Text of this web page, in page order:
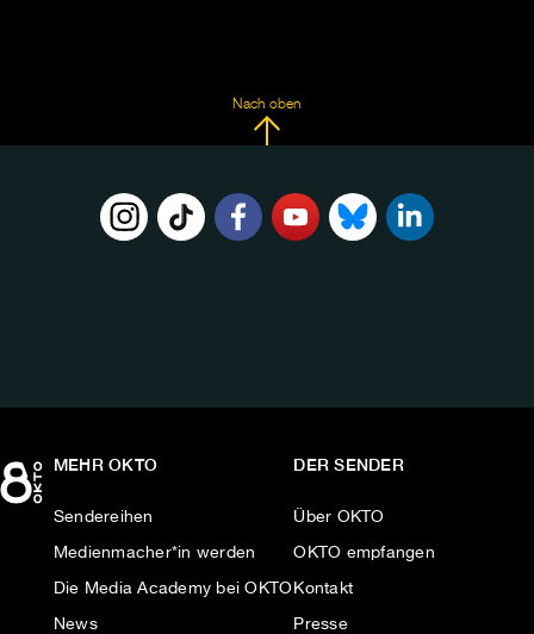
Nach oben
MEHR OKTO
Sendereihen
Medienmacher*in werden
Die Media Academy bei OKTO
News
DER SENDER
Über OKTO
OKTO empfangen
Kontakt
Presse